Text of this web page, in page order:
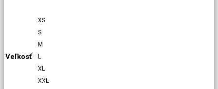
Veľkosť
XS
S
M
L
XL
XXL